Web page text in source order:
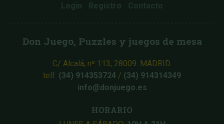
Login
Registro Contacto
Don Juego, Puzzles y juegos de mesa
C/ Alcalá, nº 113, 28009. MADRID.
telf: (34) 914353724 / (34) 914314349
info@donjuego.es
HORARIO